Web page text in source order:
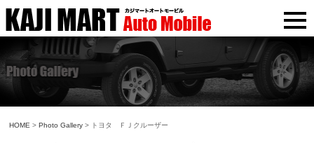
HOME >Photo Gallery > トヨタ ＦＪクルーザー